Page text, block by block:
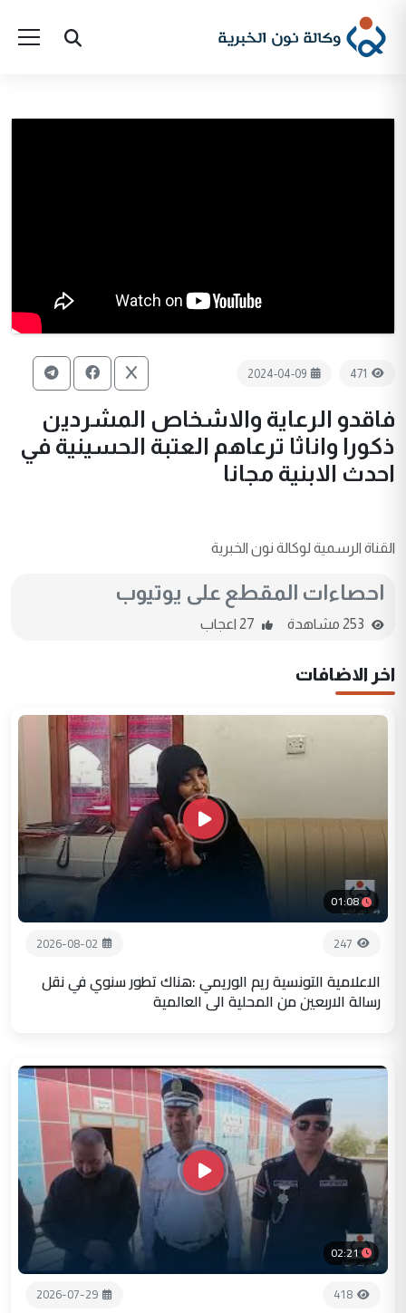
471
2024-04-09
فاقدو الرعاية والاشخاص المشردين
ذكورا واناثا ترعاهم العتبة الحسينية في
احدث الابنية مجانا
القناة الرسمية لوكالة نون الخبرية
احصاءات المقطع على يوتيوب
اخر الاضافات
01:08
247
2026-08-02
الاعلامية التونسية ريم الوريمي :هناك تطور سنوي في نقل
رسالة الاربعين من المحلية الى العالمية
02:21
418
2026-07-29